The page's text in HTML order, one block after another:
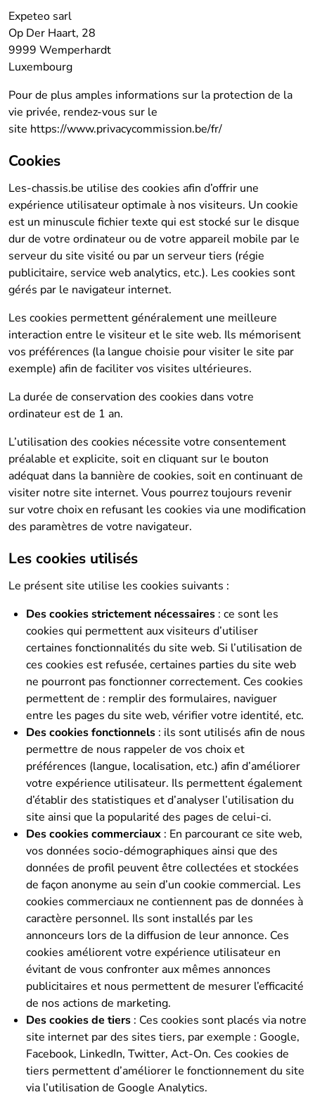
Expeteo sarl
Op Der Haart, 28
9999 Wemperhardt
Luxembourg
Pour de plus amples informations sur la protection de la
vie privée, rendez-vous sur le
site https://www.privacycommission.be/fr/
Cookies
Les-chassis.be utilise des cookies afin d’offrir une
expérience utilisateur optimale à nos visiteurs. Un cookie
est un minuscule fichier texte qui est stocké sur le disque
dur de votre ordinateur ou de votre appareil mobile par le
serveur du site visité ou par un serveur tiers (régie
publicitaire, service web analytics, etc.). Les cookies sont
gérés par le navigateur internet.
Les cookies permettent généralement une meilleure
interaction entre le visiteur et le site web. Ils mémorisent
vos préférences (la langue choisie pour visiter le site par
exemple) afin de faciliter vos visites ultérieures.
La durée de conservation des cookies dans votre
ordinateur est de 1 an.
L’utilisation des cookies nécessite votre consentement
préalable et explicite, soit en cliquant sur le bouton
adéquat dans la bannière de cookies, soit en continuant de
visiter notre site internet. Vous pourrez toujours revenir
sur votre choix en refusant les cookies via une modification
des paramètres de votre navigateur.
Les cookies utilisés
Le présent site utilise les cookies suivants :
Des cookies strictement nécessaires : ce sont les
cookies qui permettent aux visiteurs d’utiliser
certaines fonctionnalités du site web. Si l’utilisation de
ces cookies est refusée, certaines parties du site web
ne pourront pas fonctionner correctement. Ces cookies
permettent de : remplir des formulaires, naviguer
entre les pages du site web, vérifier votre identité, etc.
Des cookies fonctionnels : ils sont utilisés afin de nous
permettre de nous rappeler de vos choix et
préférences (langue, localisation, etc.) afin d’améliorer
votre expérience utilisateur. Ils permettent également
d’établir des statistiques et d’analyser l’utilisation du
site ainsi que la popularité des pages de celui-ci.
Des cookies commerciaux : En parcourant ce site web,
vos données socio-démographiques ainsi que des
données de profil peuvent être collectées et stockées
de façon anonyme au sein d’un cookie commercial. Les
cookies commerciaux ne contiennent pas de données à
caractère personnel. Ils sont installés par les
annonceurs lors de la diffusion de leur annonce. Ces
cookies améliorent votre expérience utilisateur en
évitant de vous confronter aux mêmes annonces
publicitaires et nous permettent de mesurer l’efficacité
de nos actions de marketing.
Des cookies de tiers : Ces cookies sont placés via notre
site internet par des sites tiers, par exemple : Google,
Facebook, LinkedIn, Twitter, Act-On. Ces cookies de
tiers permettent d’améliorer le fonctionnement du site
via l’utilisation de Google Analytics.